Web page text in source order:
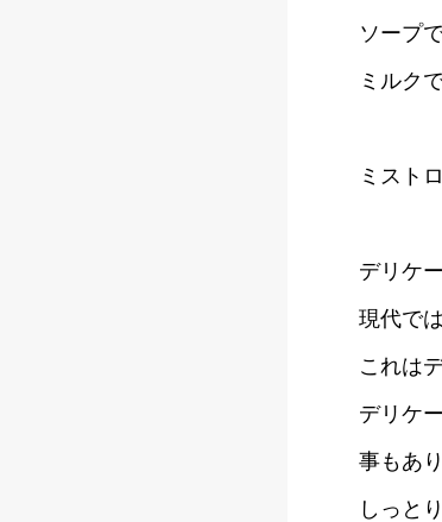
ソープ
ミルク
ミスト
デリケ
現代で
これは
デリケ
事もあ
しっと